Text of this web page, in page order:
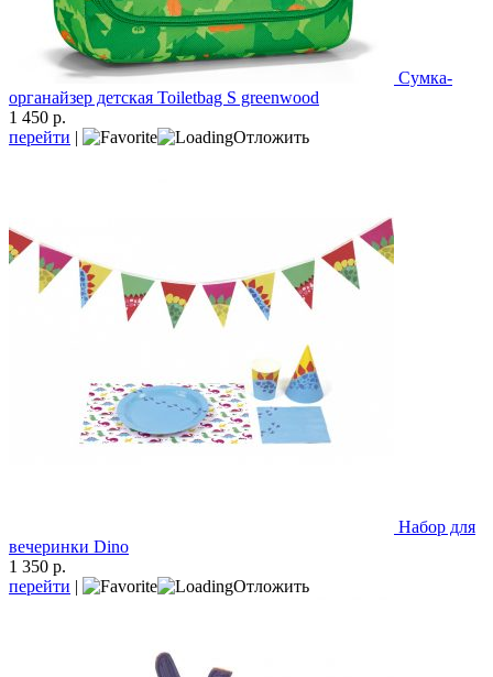
Сумка-
органайзер детская Toiletbag S greenwood
1 450 р.
перейти | Отложить
Набор для
вечеринки Dino
1 350 р.
перейти | Отложить